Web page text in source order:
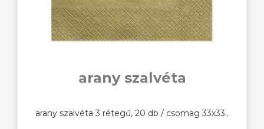
arany szalvéta
arany szalvéta 3 rétegű, 20 db / csomag 33x33..